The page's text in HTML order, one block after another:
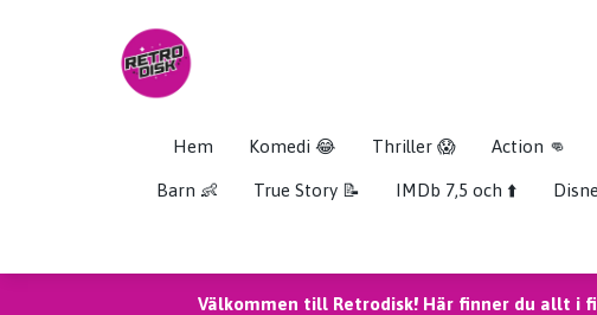
Hem Komedi 😂 Thriller 😱 Action 👊
Barn 👶 True Story 📝 IMDb 7,5 och ⬆️
Välkommen till Retrodisk! Här finner du allt i